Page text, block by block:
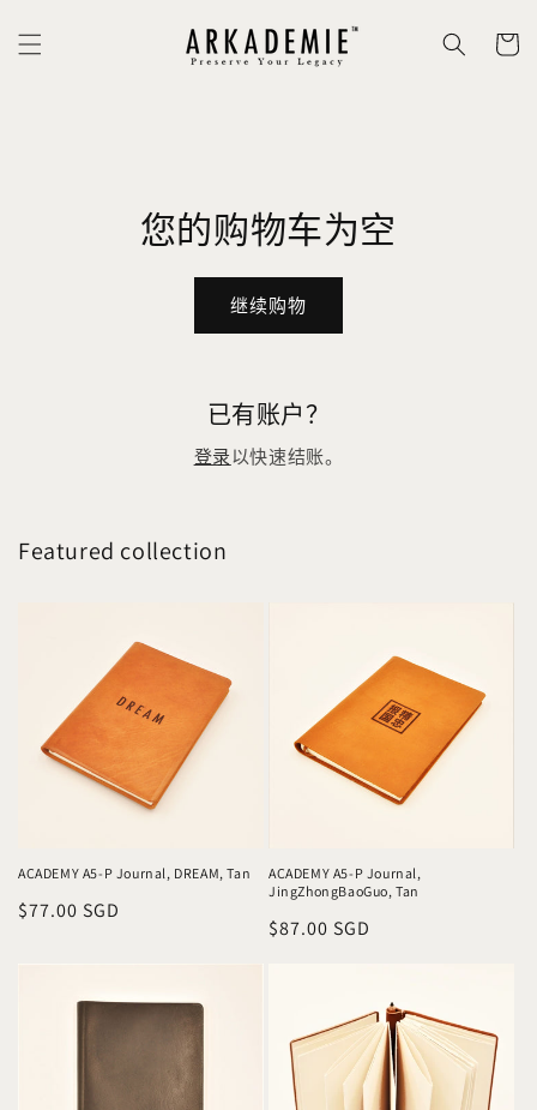
容
物
您的购物车为空
继续购物
已有账户？
登录以快速结账。
Featured collection
ACADEMY A5-P Journal, DREAM, Tan
常
$77.00 SGD
ACADEMY A5-P Journal,
JingZhongBaoGuo, Tan
常
$87.00 SGD